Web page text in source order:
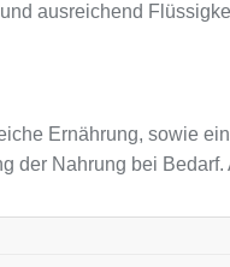
ausreichend
Ernährung, sowie
der Nahrung bei